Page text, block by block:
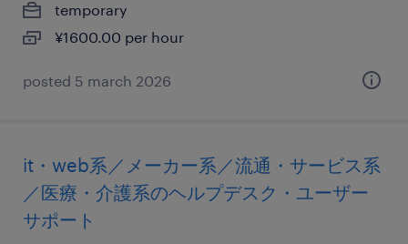
temporary
¥1600.00 per hour
posted 5 march 2026
it・web系／メーカー系／流通・サービス系
／医療・介護系のヘルプデスク・ユーザー
サポート